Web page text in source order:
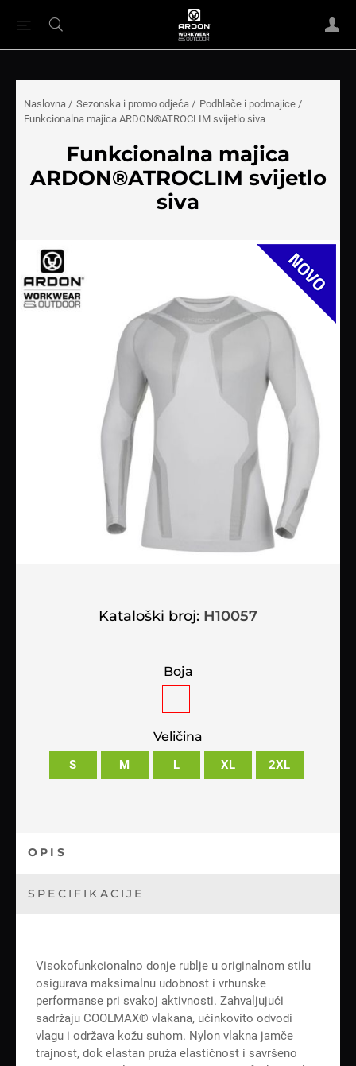
Naslovna / Sezonska i promo odjeća / Podhlače i podmajice /
Funkcionalna majica ARDON®ATROCLIM svijetlo siva
Funkcionalna majica
ARDON®ATROCLIM svijetlo
siva
Kataloški broj: H10057
Boja
Veličina
S M L XL 2XL
OPIS
SPECIFIKACIJE
Visokofunkcionalno donje rublje u originalnom stilu
osigurava maksimalnu udobnost i vrhunske
performanse pri svakoj aktivnosti. Zahvaljujući
sadržaju COOLMAX® vlakana, učinkovito odvodi
vlagu i održava kožu suhom. Nylon vlakna jamče
trajnost, dok elastan pruža elastičnost i savršeno